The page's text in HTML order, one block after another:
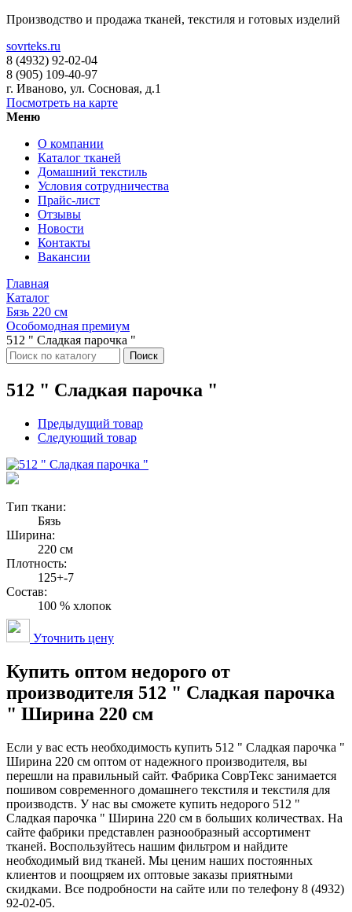
Производство и продажа тканей, текстиля и готовых изделий
sovrteks.ru
8 (4932) 92-02-04
8 (905) 109-40-97
г. Иваново, ул. Сосновая, д.1
Посмотреть на карте
Меню
О компании
Каталог тканей
Домашний текстиль
Условия сотрудничества
Прайс-лист
Отзывы
Новости
Контакты
Вакансии
Главная
Каталог
Бязь 220 см
Особомодная премиум
512 " Сладкая парочка "
Поиск
512 " Сладкая парочка "
Предыдущий товар
Следующий товар
Тип ткани:
Бязь
Ширина:
220 см
Плотность:
125+-7
Состав:
100 % хлопок
Уточнить цену
Купить оптом недорого от
производителя 512 " Сладкая парочка
" Ширина 220 см
Если у вас есть необходимость купить 512 " Сладкая парочка "
Ширина 220 см оптом от надежного производителя, вы
перешли на правильный сайт. Фабрика СоврТекс занимается
пошивом современного домашнего текстиля и текстиля для
производств. У нас вы сможете купить недорого 512 "
Сладкая парочка " Ширина 220 см в больших количествах. На
сайте фабрики представлен разнообразный ассортимент
тканей. Воспользуйтесь нашим фильтром и найдите
необходимый вид тканей. Мы ценим наших постоянных
клиентов и поощряем их оптовые заказы приятными
скидками. Все подробности на сайте или по телефону 8 (4932)
92-02-05.